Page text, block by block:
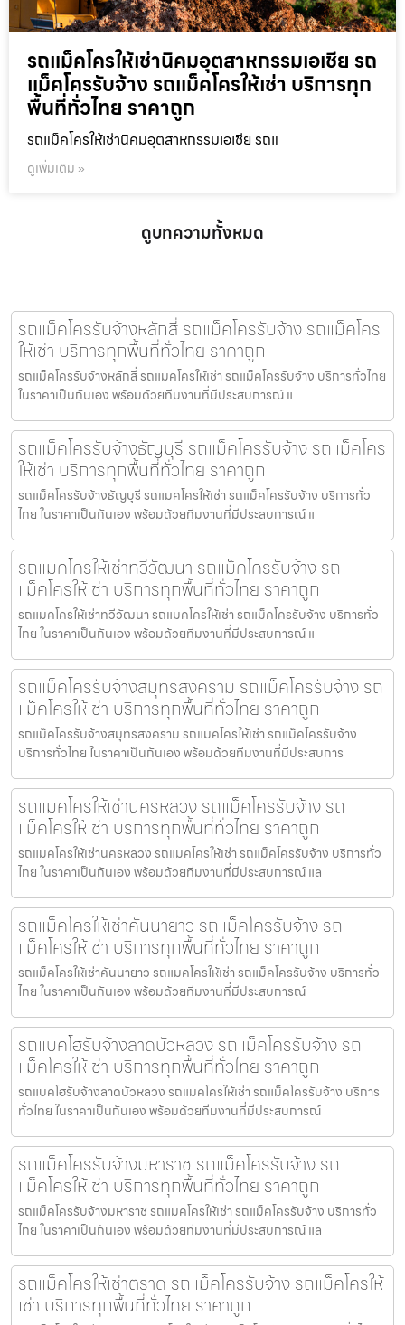
รถแม็คโครให้เช่านิคมอุตสาหกรรมเอเชีย รถ
แม็คโครรับจ้าง รถแม็คโครให้เช่า บริการทุก
พื้นที่ทั่วไทย ราคาถูก
รถแม็คโครให้เช่านิคมอุตสาหกรรมเอเชีย รถแ
ดูเพิ่มเติม »
ดูบทความทั้งหมด
รถแม็คโครรับจ้างหลักสี่ รถแม็คโครรับจ้าง รถแม็คโคร
ให้เช่า บริการทุกพื้นที่ทั่วไทย ราคาถูก
รถแม็คโครรับจ้างหลักสี่ รถแมคโครให้เช่า รถแม็คโครรับจ้าง บริการทั่วไทย
ในราคาเป็นกันเอง พร้อมด้วยทีมงานที่มีประสบการณ์ แ
รถแม็คโครรับจ้างธัญบุรี รถแม็คโครรับจ้าง รถแม็คโคร
ให้เช่า บริการทุกพื้นที่ทั่วไทย ราคาถูก
รถแม็คโครรับจ้างธัญบุรี รถแมคโครให้เช่า รถแม็คโครรับจ้าง บริการทั่ว
ไทย ในราคาเป็นกันเอง พร้อมด้วยทีมงานที่มีประสบการณ์ แ
รถแมคโครให้เช่าทวีวัฒนา รถแม็คโครรับจ้าง รถ
แม็คโครให้เช่า บริการทุกพื้นที่ทั่วไทย ราคาถูก
รถแมคโครให้เช่าทวีวัฒนา รถแมคโครให้เช่า รถแม็คโครรับจ้าง บริการทั่ว
ไทย ในราคาเป็นกันเอง พร้อมด้วยทีมงานที่มีประสบการณ์ แ
รถแม็คโครรับจ้างสมุทรสงคราม รถแม็คโครรับจ้าง รถ
แม็คโครให้เช่า บริการทุกพื้นที่ทั่วไทย ราคาถูก
รถแม็คโครรับจ้างสมุทรสงคราม รถแมคโครให้เช่า รถแม็คโครรับจ้าง
บริการทั่วไทย ในราคาเป็นกันเอง พร้อมด้วยทีมงานที่มีประสบการ
รถแมคโครให้เช่านครหลวง รถแม็คโครรับจ้าง รถ
แม็คโครให้เช่า บริการทุกพื้นที่ทั่วไทย ราคาถูก
รถแมคโครให้เช่านครหลวง รถแมคโครให้เช่า รถแม็คโครรับจ้าง บริการทั่ว
ไทย ในราคาเป็นกันเอง พร้อมด้วยทีมงานที่มีประสบการณ์ แล
รถแม็คโครให้เช่าคันนายาว รถแม็คโครรับจ้าง รถ
แม็คโครให้เช่า บริการทุกพื้นที่ทั่วไทย ราคาถูก
รถแม็คโครให้เช่าคันนายาว รถแมคโครให้เช่า รถแม็คโครรับจ้าง บริการทั่ว
ไทย ในราคาเป็นกันเอง พร้อมด้วยทีมงานที่มีประสบการณ์
รถแบคโฮรับจ้างลาดบัวหลวง รถแม็คโครรับจ้าง รถ
แม็คโครให้เช่า บริการทุกพื้นที่ทั่วไทย ราคาถูก
รถแบคโฮรับจ้างลาดบัวหลวง รถแมคโครให้เช่า รถแม็คโครรับจ้าง บริการ
ทั่วไทย ในราคาเป็นกันเอง พร้อมด้วยทีมงานที่มีประสบการณ์
รถแม็คโครรับจ้างมหาราช รถแม็คโครรับจ้าง รถ
แม็คโครให้เช่า บริการทุกพื้นที่ทั่วไทย ราคาถูก
รถแม็คโครรับจ้างมหาราช รถแมคโครให้เช่า รถแม็คโครรับจ้าง บริการทั่ว
ไทย ในราคาเป็นกันเอง พร้อมด้วยทีมงานที่มีประสบการณ์ แล
รถแม็คโครให้เช่าตราด รถแม็คโครรับจ้าง รถแม็คโครให้
เช่า บริการทุกพื้นที่ทั่วไทย ราคาถูก